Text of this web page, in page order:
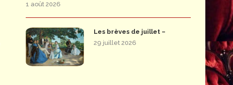
1 août 2026
Les brèves de juillet –
29 juillet 2026